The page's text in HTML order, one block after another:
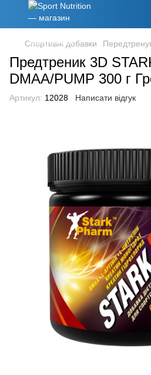
Спортивні добавки
Предтреник 3D
DMAA/PUMP 300 г
Артикул: 12028 Написати відгук